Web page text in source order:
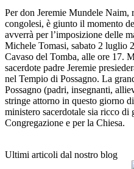
Per don Jeremie Mundele
congolesi, è giunto il momento
avverrà per l’imposizione delle
Michele Tomasi, sabato 2 luglio
Cavaso del Tomba, alle ore 17.
sacerdote padre Jeremie
nel Tempio di Possagno. La
Possagno (padri, insegnanti,
stringe attorno in questo giorno
ministero sacerdotale sia ricco di
Congregazione e per la Chiesa.
Ultimi articoli dal nostro blog